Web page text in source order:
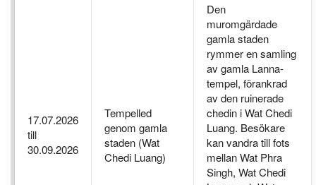
17.07.2026
till
30.09.2026
Tempelled
genom gamla
staden (Wat
Chedi Luang)
Den
muromgärdade
gamla staden
rymmer en samling
av gamla Lanna-
tempel, förankrad
av den ruinerade
chedin i Wat Chedi
Luang. Besökare
kan vandra till fots
mellan Wat Phra
Singh, Wat Chedi